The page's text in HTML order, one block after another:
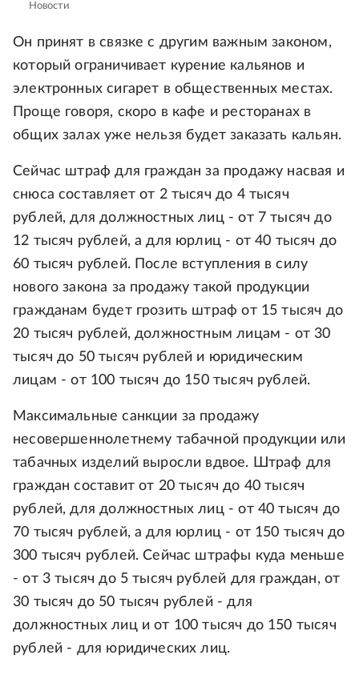
Новости
Он принят в связке с другим важным законом,
который ограничивает курение кальянов и
электронных сигарет в общественных местах.
Проще говоря, скоро в кафе и ресторанах в
общих залах уже нельзя будет заказать кальян.
Сейчас штраф для граждан за продажу насвая и
снюса составляет от 2 тысяч до 4 тысяч
рублей, для должностных лиц - от 7 тысяч до
12 тысяч рублей, а для юрлиц - от 40 тысяч до
60 тысяч рублей. После вступления в силу
нового закона за продажу такой продукции
гражданам будет грозить штраф от 15 тысяч до
20 тысяч рублей, должностным лицам - от 30
тысяч до 50 тысяч рублей и юридическим
лицам - от 100 тысяч до 150 тысяч рублей.
Максимальные санкции за продажу
несовершеннолетнему табачной продукции или
табачных изделий выросли вдвое. Штраф для
граждан составит от 20 тысяч до 40 тысяч
рублей, для должностных лиц - от 40 тысяч до
70 тысяч рублей, а для юрлиц - от 150 тысяч до
300 тысяч рублей. Сейчас штрафы куда меньше
- от 3 тысяч до 5 тысяч рублей для граждан, от
30 тысяч до 50 тысяч рублей - для
должностных лиц и от 100 тысяч до 150 тысяч
рублей - для юридических лиц.